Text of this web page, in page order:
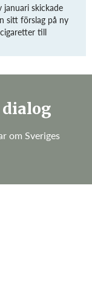
januari skickade
sitt förslag på ny
till
att tillåta
dialog
om Sveriges